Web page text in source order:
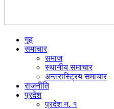
गृह
समाचार
समाज
स्थानीय समाचार
अन्तरास्ट्रिय समाचार
राजनीति
प्रदेश
प्रदेश न. १